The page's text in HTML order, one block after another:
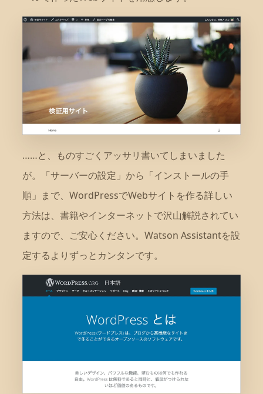
……と、ものすごくアッサリ書いてしまいました
が。「サーバーの設定」から「インストールの手
順」まで、WordPressでWebサイトを作る詳しい
方法は、書籍やインターネットで沢山解説されてい
ますので、ご安心ください。Watson Assistantを設
定するよりずっとカンタンです。